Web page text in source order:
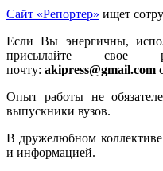
Сайт «Репортер» ищет
Если Вы энергичны,
присылайте свое
почту: akipress@gmail.com
Опыт работы не
выпускники вузов.
В дружелюбном коллективе
и информацией.